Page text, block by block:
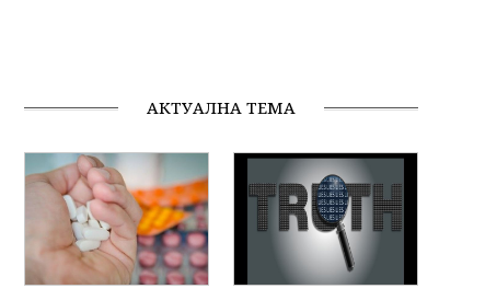
АКТУАЛНА ТЕМА